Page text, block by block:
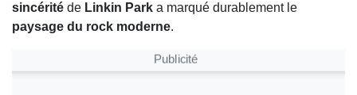
sincérité de Linkin Park a marqué durablement le
paysage du rock moderne.
Publicité